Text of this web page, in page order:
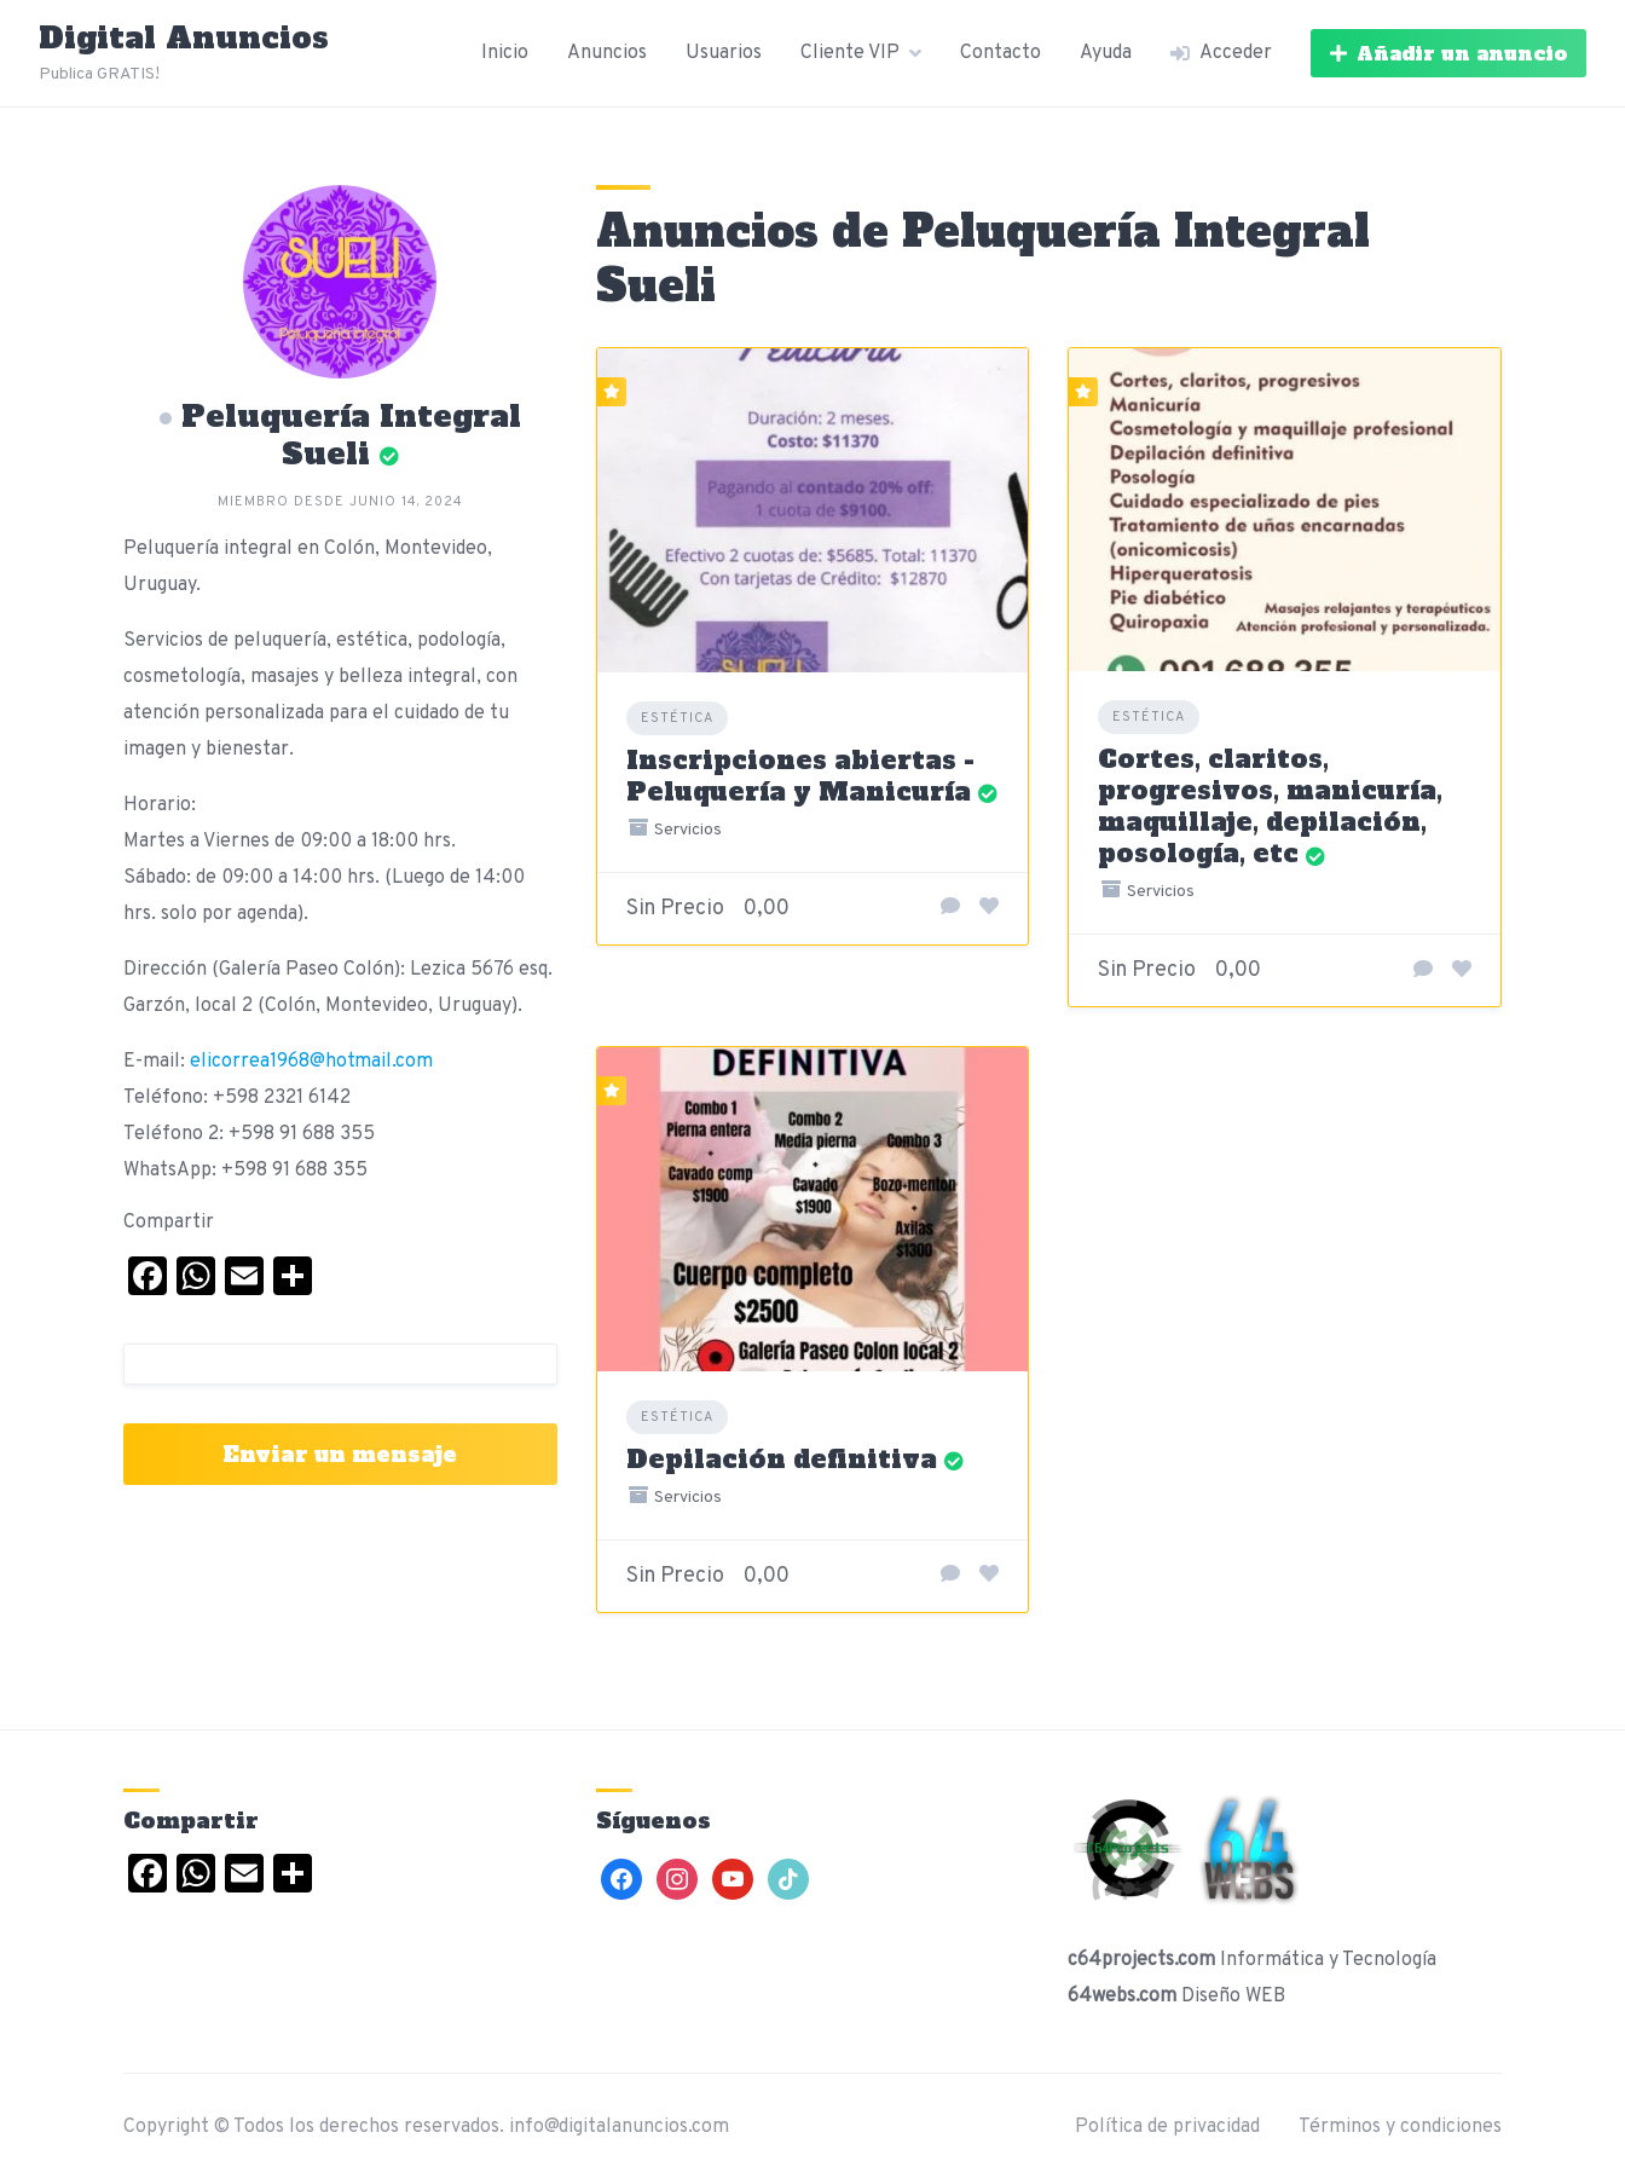
content
Digital Anuncios
Publica GRATIS!
Inicio Anuncios Usuarios Cliente VIP Contacto Ayuda Acceder Añadir un anuncio
Peluquería Integral
Sueli
MIEMBRO DESDE JUNIO 14, 2024
Peluquería integral en Colón, Montevideo,
Uruguay.
Servicios de peluquería, estética, podología,
cosmetología, masajes y belleza integral, con
atención personalizada para el cuidado de tu
imagen y bienestar.
Horario:
Martes a Viernes de 09:00 a 18:00 hrs.
Sábado: de 09:00 a 14:00 hrs. (Luego de 14:00
hrs. solo por agenda).
Dirección (Galería Paseo Colón): Lezica 5676 esq.
Garzón, local 2 (Colón, Montevideo, Uruguay).
E-mail: elicorrea1968@hotmail.com
Teléfono: +598 2321 6142
Teléfono 2: +598 91 688 355
WhatsApp: +598 91 688 355
Compartir
Facebook
WhatsApp
Email
Enviar un mensaje
Anuncios de Peluquería Integral
Sueli
ESTÉTICA
Inscripciones abiertas -
Peluquería y Manicuría
Servicios
Sin Precio 0,00
ESTÉTICA
Cortes, claritos,
progresivos, manicuría,
maquillaje, depilación,
posología, etc
Servicios
Sin Precio 0,00
ESTÉTICA
Depilación definitiva
Servicios
Sin Precio 0,00
Compartir
Facebook
WhatsApp
Email
Síguenos
facebookinstagramyoutubetiktok
c64projects.com Informática y Tecnología
64webs.com Diseño WEB
Copyright © Todos los derechos reservados. info@digitalanuncios.com Política de privacidad Términos y condiciones